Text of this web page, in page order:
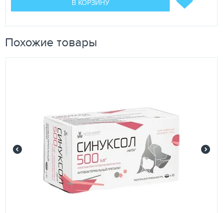
В КОРЗИНУ
Похожие товары